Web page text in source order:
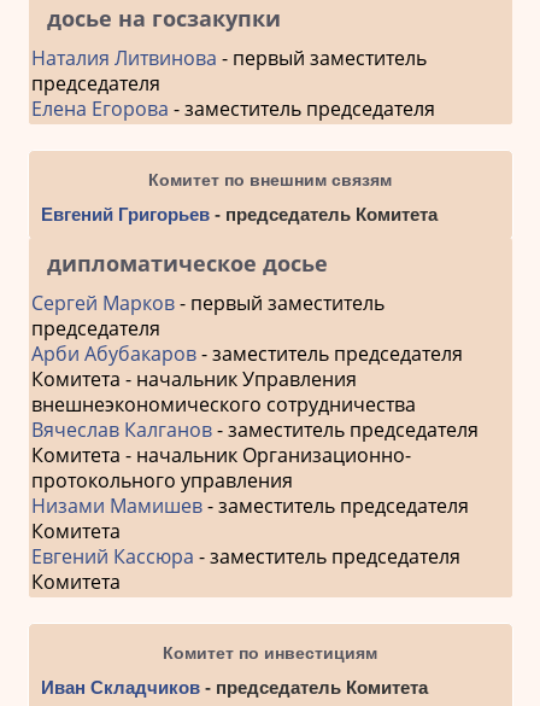
досье на госзакупки
Наталия Литвинова - первый заместитель
председателя
Елена Егорова - заместитель председателя
Комитет по внешним связям
Евгений Григорьев- председатель Комитета
дипломатическое досье
Сергей Марков- первый заместитель
председателя
Арби Абубакаров- заместитель председателя
Комитета - начальник Управления
внешнеэкономического сотрудничества
Вячеслав Калганов- заместитель председателя
Комитета - начальник Организационно-
протокольного управления
Низами Мамишев- заместитель председателя
Комитета
Евгений Кассюра - заместитель председателя
Комитета
Комитет по инвестициям
Иван Складчиков- председатель Комитета